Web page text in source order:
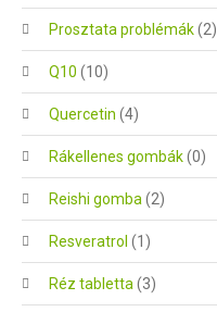
Prosztata problémák(2)
Q10 (10)
Quercetin (4)
Rákellenes gombák(0)
Reishi gomba(2)
Resveratrol (1)
Réz tabletta(3)